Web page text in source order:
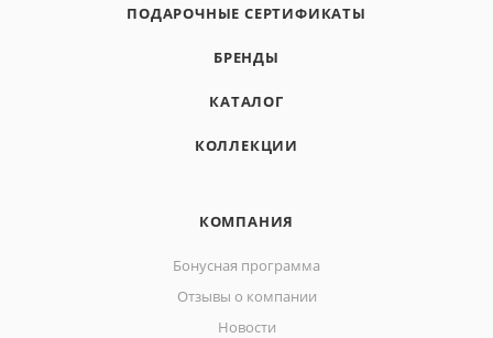
ПОДАРОЧНЫЕ СЕРТИФИКАТЫ
БРЕНДЫ
КАТАЛОГ
КОЛЛЕКЦИИ
КОМПАНИЯ
Бонусная программа
Отзывы о компании
Новости